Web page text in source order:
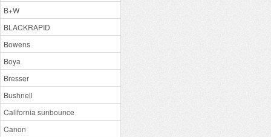
B+W
BLACKRAPID
Bowens
Boya
Bresser
Bushnell
California sunbounce
Canon